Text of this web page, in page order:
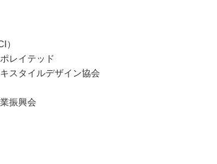
）
レイテッド
スタイルデザイン協会
振興会